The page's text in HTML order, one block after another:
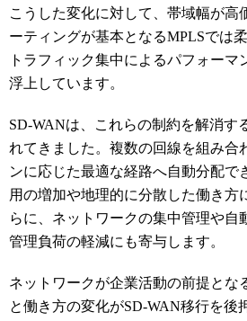
こうした変化に対して、帯域幅が高
ーティングが基本となるMPLSでは
トラフィック集中によるパフォーマ
浮上しています。
SD-WANは、これらの制約を解消す
れてきました。複数の回線を組み合
ンに応じた最適な経路へ自動分配で
用の増加や地理的に分散した働き方
らに、ネットワークの集中管理や自
管理負荷の軽減にも寄与します。
ネットワークが企業活動の前提とな
と働き方の変化がSD-WAN移行を後